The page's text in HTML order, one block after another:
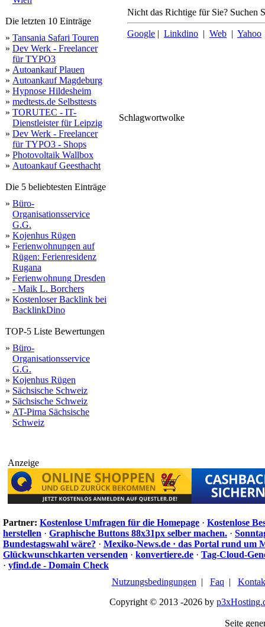
Die letzten 10 Einträge
» Tansania Safari Touren
» Dev Werk - Freelancer
für TYPO3
» Autoankauf Plauen
» Autoankauf Magdeburg
» Hypnose Hildesheim
» medtests.de Selbsttests
» TORUTEC - IT-
Dienstleister für Leipzig
» Dev Werk - Freelancer
für TYPO3 - Shops
» Photovoltaik Wallbox
» Autoankauf Geesthacht
Die 5 beliebtesten Einträge
» Büro-
Organisationsservice
G.G.
» Kojenhus Rügen
» Ferienwohnungen auf
Rügen: Ferienresidenz
Rugana
» Ferienwohnung Dresden
- Maik L. Borchers
» Kostenloser Backlink bei
BacklinkDino
TOP-5 Liste Bewertungen
» Büro-
Organisationsservice
G.G.
» Kojenhus Rügen
» Sächsische Schweiz
» Sächsische Schweiz
» AT-Pirna Sächsische
Schweiz
Nicht das Richtige für Sie? Suchen
Google | Linkdino | Web | Yahoo
Schlagwortwolke
Anzeige
Partner: Kostenlose Umfragen für die Homepage · Kostenlose
herstellen · Graphische Buttons 88x31px selber machen. ·
Bundestagswahl wäre? · Mexiko-News.de · das Portal rund um
Glückwunschkarten versenden · konvertiere.de · Tag-Cloud-
· yfind.de - Domain Check
Nutzungsbedingungen | Faq |
Copyright © 2013 -2026 by
Seite